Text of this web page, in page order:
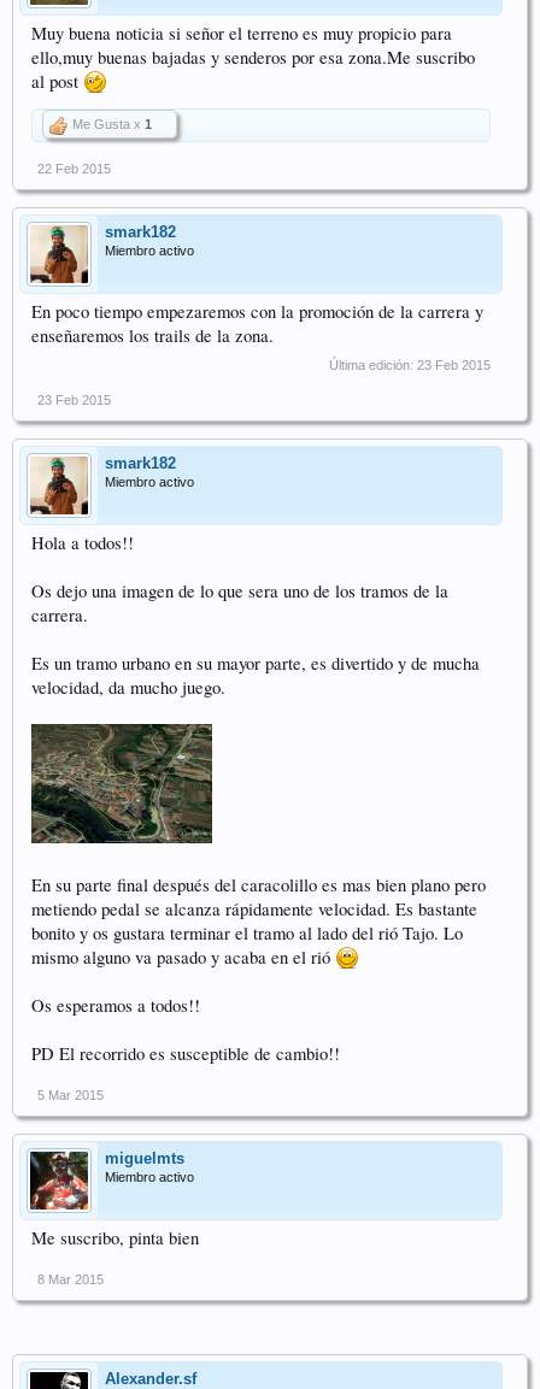
Muy buena noticia si señor el terreno es muy propicio para
ello,muy buenas bajadas y senderos por esa zona.Me suscribo
al post
Me Gusta x 1
22 Feb 2015
smark182
Miembro activo
En poco tiempo empezaremos con la promoción de la carrera y
enseñaremos los trails de la zona.
Última edición: 23 Feb 2015
23 Feb 2015
smark182
Miembro activo
Hola a todos!!
Os dejo una imagen de lo que sera uno de los tramos de la
carrera.
Es un tramo urbano en su mayor parte, es divertido y de mucha
velocidad, da mucho juego.
En su parte final después del caracolillo es mas bien plano pero
metiendo pedal se alcanza rápidamente velocidad. Es bastante
bonito y os gustara terminar el tramo al lado del rió Tajo. Lo
mismo alguno va pasado y acaba en el rió
Os esperamos a todos!!
PD El recorrido es susceptible de cambio!!
5 Mar 2015
miguelmts
Miembro activo
Me suscribo, pinta bien
8 Mar 2015
Alexander.sf